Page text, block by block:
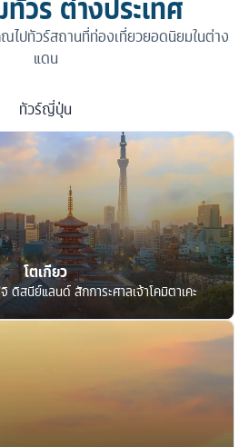
ไปทัวร์สถานที่ท่องเที่ยวยอดนิยมในต่าง
แดน
ทัวร์ญี่ปุ่น
โตเกียว
ดิสนีย์แลนด์ สักการะศาลเจ้าโคมิตาเคะ